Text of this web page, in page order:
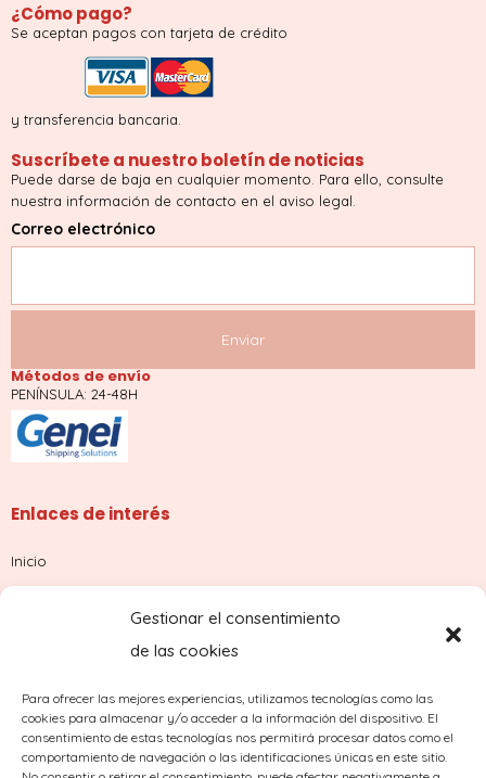
Gestionar el consentimiento
de las cookies
Para ofrecer las mejores experiencias, utilizamos tecnologías como las
cookies para almacenar y/o acceder a la información del dispositivo. El
consentimiento de estas tecnologías nos permitirá procesar datos como el
comportamiento de navegación o las identificaciones únicas en este sitio.
¿Cómo pago?
Se aceptan pagos con tarjeta de crédito
y transferencia bancaria.
Suscríbete a nuestro boletín de noticias
Puede darse de baja en cualquier momento. Para ello, consulte
nuestra información de contacto en el aviso legal.
Correo electrónico
Métodos de envío
PENÍNSULA: 24-48H
Enlaces de interés
Inicio
¿Dudas con tu pedido?